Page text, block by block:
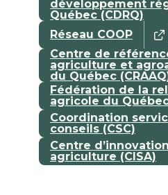
développement
Québec (CDRQ)
Réseau COOP
Centre de
agriculture et
du Québec
Fédération de la
agricole du Québec
Coordination
conseils (CSC)
Centre
agriculture (CISA)